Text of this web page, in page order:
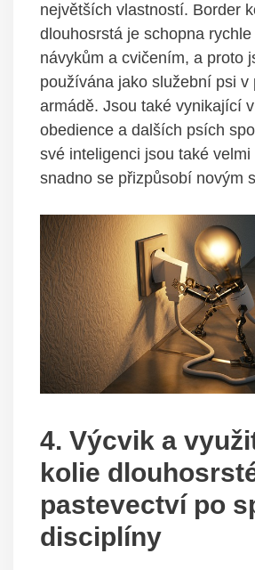
největších vlastností. Border
dlouhosrstá je schopna
návykům a cvičením, a proto
používána jako služební psi v
armádě. Jsou také vynikající
obedience a dalších psích
své inteligenci jsou také
snadno se přizpůsobí novým
4. Výcvik a
kolie
pastevectví po
disciplíny